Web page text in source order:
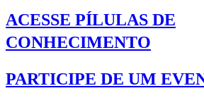
ACESSE PÍLULAS DE
CONHECIMENTO
PARTICIPE DE UM